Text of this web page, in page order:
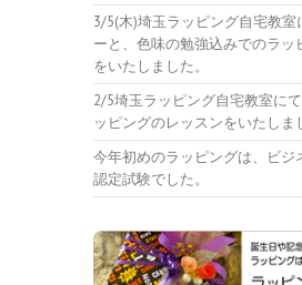
3/5(木)埼玉ラッピング自宅教室
ーと、色味の勉強込みでのラッ
をいたしました。
2/5埼玉ラッピング自宅教室に
ッピングのレッスンをいたしま
今年初めのラッピングは、ビジ
認定試験でした。